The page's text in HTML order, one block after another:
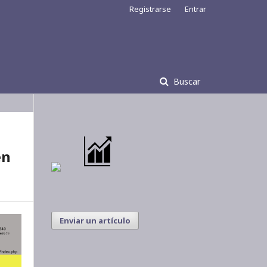
Buscar
Registrarse Entrar
Enviar un artículo